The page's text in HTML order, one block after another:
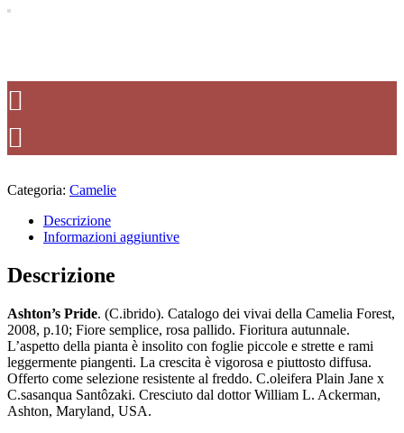
Categoria: Camelie
Descrizione
Informazioni aggiuntive
Descrizione
Ashton’s Pride. (C.ibrido). Catalogo dei vivai della Camelia Forest,
2008, p.10; Fiore semplice, rosa pallido. Fioritura autunnale.
L’aspetto della pianta è insolito con foglie piccole e strette e rami
leggermente piangenti. La crescita è vigorosa e piuttosto diffusa.
Offerto come selezione resistente al freddo. C.oleifera Plain Jane x
C.sasanqua Santôzaki. Cresciuto dal dottor William L. Ackerman,
Ashton, Maryland, USA.